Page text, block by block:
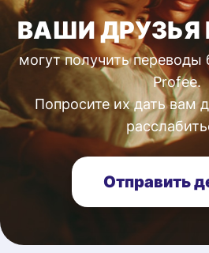
ВАШИ ДРУЗЬЯ
могут получить переводы
Profee.
Попросите их дать вам
Отправить